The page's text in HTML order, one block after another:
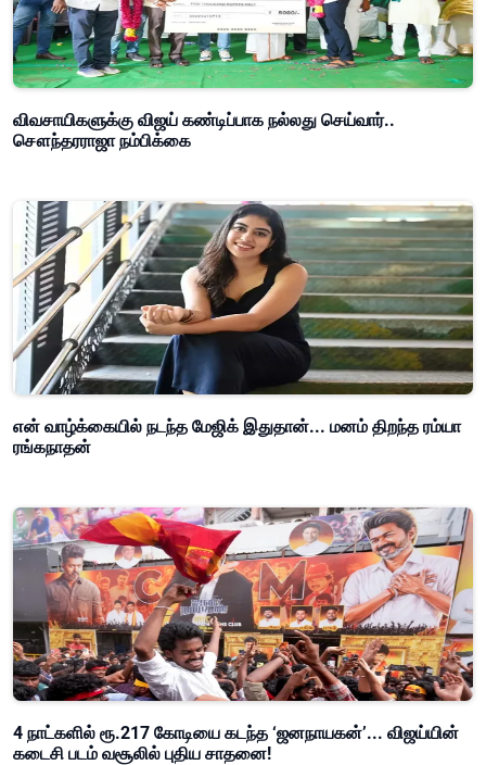
விவசாயிகளுக்கு விஜய் கண்டிப்பாக நல்லது செய்வார்..
சௌந்தரராஜா நம்பிக்கை
என் வாழ்க்கையில் நடந்த மேஜிக் இதுதான்... மனம் திறந்த ரம்யா
ரங்கநாதன்
4 நாட்களில் ரூ.217 கோடியை கடந்த ‘ஜனநாயகன்’... விஜய்யின்
கடைசி படம் வசூலில் புதிய சாதனை!